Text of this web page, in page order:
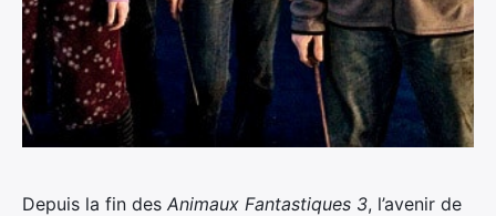
Depuis la fin des Animaux Fantastiques 3, l’avenir de